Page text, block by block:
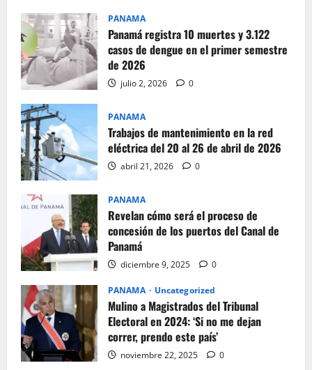
PANAMA
Panamá registra 10 muertes y 3.122
casos de dengue en el primer semestre
de 2026
julio 2, 2026 0
PANAMA
Trabajos de mantenimiento en la red
eléctrica del 20 al 26 de abril de 2026
abril 21, 2026 0
PANAMA
Revelan cómo será el proceso de
concesión de los puertos del Canal de
Panamá
diciembre 9, 2025 0
PANAMA Uncategorized
Mulino a Magistrados del Tribunal
Electoral en 2024: ‘Si no me dejan
correr, prendo este país’
noviembre 22, 2025 0